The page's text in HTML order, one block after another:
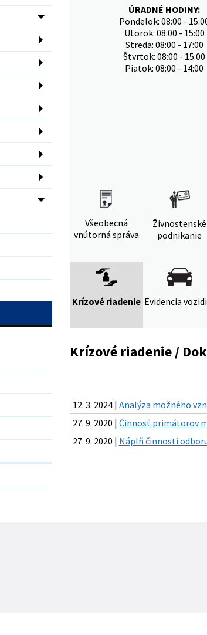
ÚRADNÉ HODINY:
Pondelok: 08:00 -
Utorok: 08:00 - 15:00
Streda: 08:00 - 17:00
Štvrtok: 08:00 - 15:00
Piatok: 08:00 - 14:00
Všeobecná
vnútorná správa
Živnostenské
podnikanie
Krízové riadenie Evidencia
Krízové riadenie /
12. 3. 2024 | Analýza možného
27. 9. 2020 | Činnosť primátorov
27. 9. 2020 | Náplň činnosti